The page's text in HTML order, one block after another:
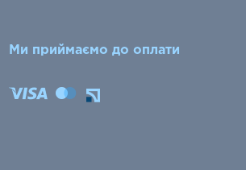
Ми приймаємо до оплати